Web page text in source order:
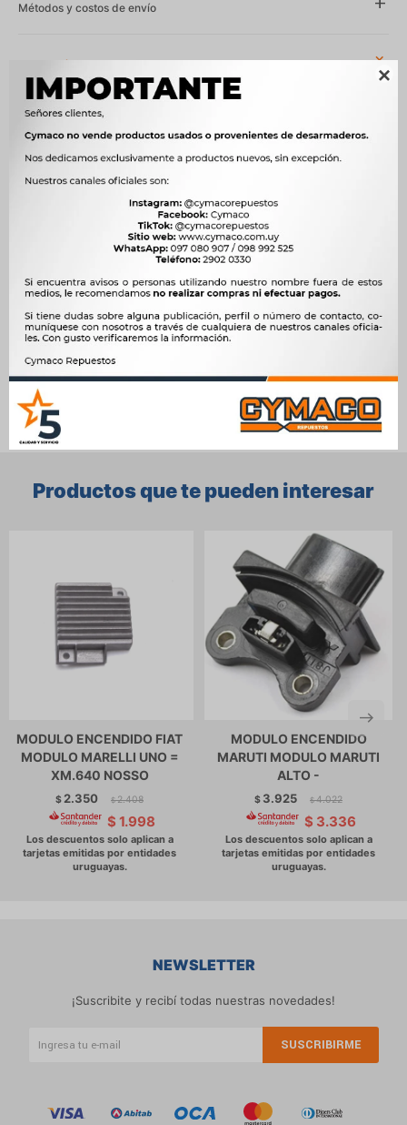

Métodos y costos de envío
Características
Año 1991 - 1995, 1991 - 2017, 1995 - 1999
Compatibilidad NISSAN
Modelo SENTRA, SUNNY
1.6 16V GA16DE NAFTA, 1.6 i E16I NAFTA
22020-60A21, HM561
   
Ver mas productos de la marca Transpo
Productos que te pueden interesar
MODULO ENCENDIDO FIAT
MODULO MARELLI UNO =
XM.640 NOSSO
$ 2.350 $ 2.408
$ 1.998
MODULO ENCENDIDO
MARUTI MODULO MARUTI
ALTO -
$ 3.925 $ 4.022
$ 3.336
NEWSLETTER
¡Suscribite y recibí todas nuestras novedades!
SUSCRIBIRME